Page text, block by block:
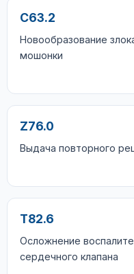
C63.2
Новообразование
мошонки
Z76.0
Выдача повторного
T82.6
Осложнение
сердечного клапана